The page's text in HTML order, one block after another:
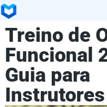
Treino de
Funcional
Guia para
Instrutores